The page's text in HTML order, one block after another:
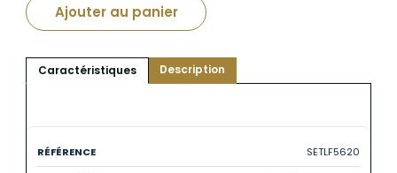
Ajouter au panier
Caractéristiques Description
SETLF5620